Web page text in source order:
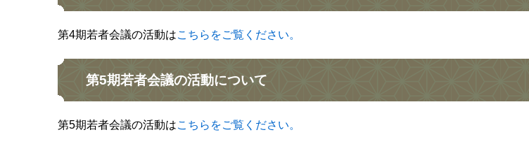
第4期若者会議の活動はこちらをご覧ください。
第5期若者会議の活動について
第5期若者会議の活動はこちらをご覧ください。